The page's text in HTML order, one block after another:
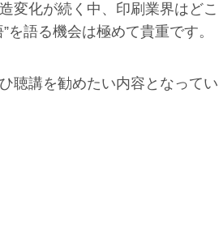
変化が続く中、印刷業界はどこ
語る機会は極めて貴重です。
聴講を勧めたい内容となってい